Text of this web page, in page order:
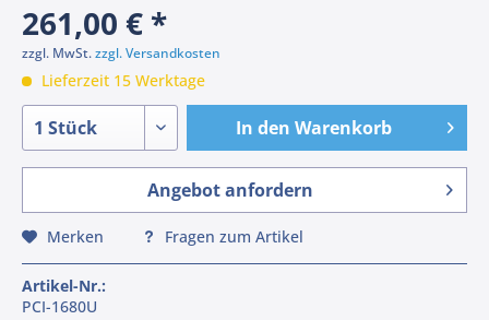
261,00 € *
zzgl. MwSt.zzgl. Versandkosten
Lieferzeit 15 Werktage
In den Warenkorb
Angebot anfordern
Merken Fragen zum Artikel
Artikel-Nr.:
PCI-1680U